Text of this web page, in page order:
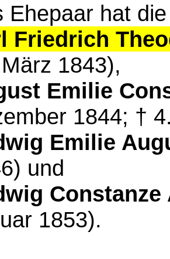
Ehepaar hat
Friedrich
1843),
Emilie
1844; †
Emilie
und
1853).